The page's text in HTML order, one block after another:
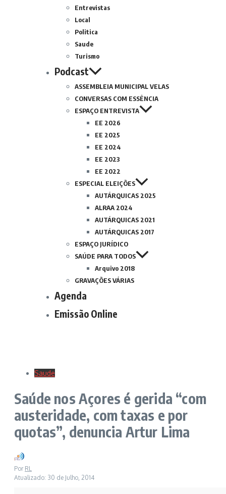
Entrevistas
Local
Politica
Saude
Turismo
Podcast
ASSEMBLEIA MUNICIPAL VELAS
CONVERSAS COM ESSÊNCIA
ESPAÇO ENTREVISTA
EE 2026
EE 2025
EE 2024
EE 2023
EE 2022
ESPECIAL ELEIÇÕES
AUTÁRQUICAS 2025
ALRAA 2024
AUTÁRQUICAS 2021
AUTÁRQUICAS 2017
ESPAÇO JURÍDICO
SAÚDE PARA TODOS
Arquivo 2018
GRAVAÇÕES VÁRIAS
Agenda
Emissão Online
Saude
Saúde nos Açores é gerida “com
austeridade, com taxas e por
quotas”, denuncia Artur Lima
Por RL
Atualizado: 30 de Julho, 2014